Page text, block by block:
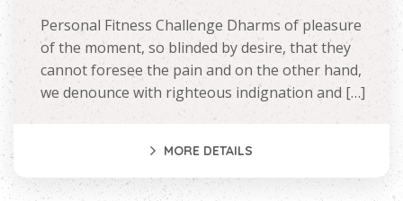
Personal Fitness Challenge Dharms of pleasure
of the moment, so blinded by desire, that they
cannot foresee the pain and on the other hand,
we denounce with righteous indignation and […]
MORE DETAILS